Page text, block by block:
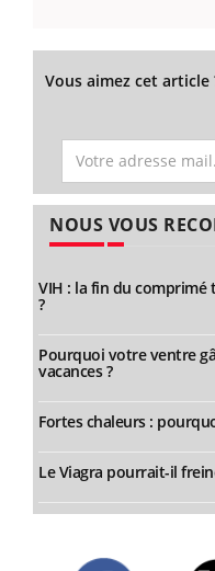
Vous aimez cet
NOUS VOUS
VIH : la fin du comprimé
?
Pourquoi votre ventre
vacances ?
Fortes chaleurs :
Le Viagra pourrait-il